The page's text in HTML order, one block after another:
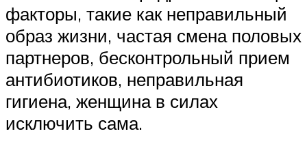
факторы, такие как неправильный
образ жизни, частая смена половых
партнеров, бесконтрольный прием
антибиотиков, неправильная
гигиена, женщина в силах
исключить сама.